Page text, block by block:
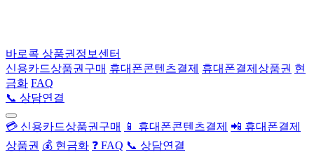
바로콕 상품권정보센터
신용카드상품권구매 휴대폰콘텐츠결제 휴대폰결제상품권 현
금화 FAQ
📞 상담연결
💳 신용카드상품권구매 📱 휴대폰콘텐츠결제 📲 휴대폰결제
상품권 💰 현금화 ❓ FAQ 📞 상담연결